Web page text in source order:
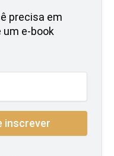
precisa em
um e-book